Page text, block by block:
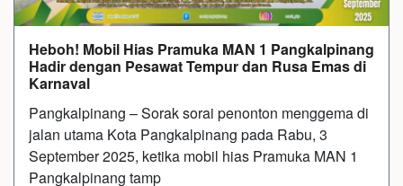
Heboh! Mobil Hias Pramuka MAN 1 Pangkalpinang
Hadir dengan Pesawat Tempur dan Rusa Emas di
Karnaval
Pangkalpinang – Sorak sorai penonton menggema di
jalan utama Kota Pangkalpinang pada Rabu, 3
September 2025, ketika mobil hias Pramuka MAN 1
Pangkalpinang tamp